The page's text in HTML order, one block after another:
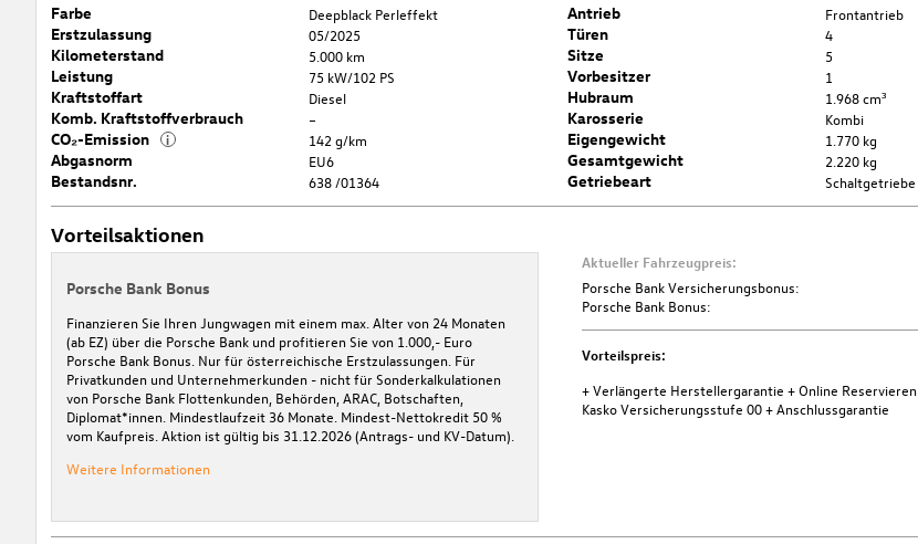
Farbe Deepblack Perleffekt
Erstzulassung 05/2025
Kilometerstand 5.000 km
Leistung 75 kW/102 PS
Kraftstoffart Diesel
Komb. Kraftstoffverbrauch –
CO₂-Emission i 142 g/km
Abgasnorm EU6
Bestandsnr. 638 /01364
Antrieb Frontantrieb
Türen 4
Sitze 5
Vorbesitzer 1
Hubraum 1.968 cm³
Karosserie Kombi
Eigengewicht 1.770 kg
Gesamtgewicht 2.220 kg
Getriebeart Schaltgetriebe
Vorteilsaktionen
Porsche Bank Bonus
Finanzieren Sie Ihren Jungwagen mit einem max. Alter von 24 Monaten
(ab EZ) über die Porsche Bank und profitieren Sie von 1.000,- Euro
Porsche Bank Bonus. Nur für österreichische Erstzulassungen. Für
Privatkunden und Unternehmerkunden - nicht für Sonderkalkulationen
von Porsche Bank Flottenkunden, Behörden, ARAC, Botschaften,
Diplomat*innen. Mindestlaufzeit 36 Monate. Mindest-Nettokredit 50 %
vom Kaufpreis. Aktion ist gültig bis 31.12.2026 (Antrags- und KV-Datum).
Weitere Informationen
Porsche Bank Versicherungsbonus
Mindestlaufzeit 36 Monate. Aktion ist gültig bis 31.12.2026.
Weitere Informationen
Aktueller Fahrzeugpreis:
Porsche Bank Versicherungsbonus:
Porsche Bank Bonus:
Vorteilspreis:
+ Verlängerte Herstellergarantie + Online Reservieren
Kasko Versicherungsstufe 00+ Anschlussgarantie